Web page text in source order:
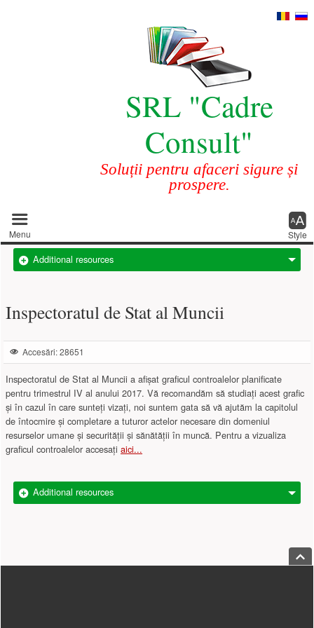
SRL "Cadre
Consult"
Soluții pentru afaceri sigure și
prospere.
Main menu
Menu Style
Additional resources
Inspectoratul de Stat al Muncii
Accesări: 28651
Inspectoratul de Stat al Muncii a afișat graficul controalelor planificate
pentru trimestrul IV al anului 2017. Vă recomandăm să studiați acest grafic
și în cazul în care sunteți vizați, noi suntem gata să vă ajutăm la capitolul
de întocmire și completare a tuturor actelor necesare din domeniul
resurselor umane și securității și sănătății în muncă. Pentru a vizualiza
graficul controalelor accesațiaici...
Additional resources